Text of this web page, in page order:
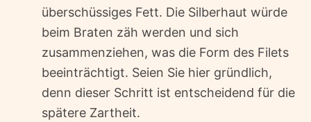
überschüssiges Fett. Die Silberhaut würde
beim Braten zäh werden und sich
zusammenziehen, was die Form des Filets
beeinträchtigt. Seien Sie hier gründlich,
denn dieser Schritt ist entscheidend für die
spätere Zartheit.